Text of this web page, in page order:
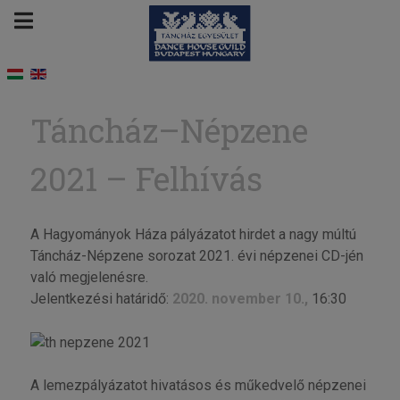
Táncház–Népzene
2021 – Felhívás
A Hagyományok Háza pályázatot hirdet a nagy múltú
Táncház-Népzene sorozat 2021. évi népzenei CD-jén
való megjelenésre.
Jelentkezési határidő: 2020. november 10., 16:30
A lemezpályázatot hivatásos és műkedvelő népzenei